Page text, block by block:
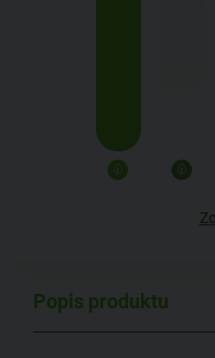
Popis produktu